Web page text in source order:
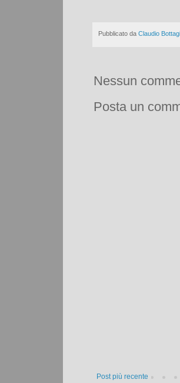
Pubblicato da Claudio
Nessun
Posta un
Post più recente